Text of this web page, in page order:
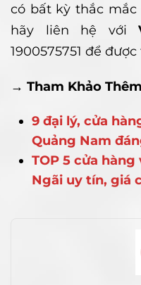
có bất kỳ thắc mắc
hãy liên hệ với
1900575751 để
→ Tham Khảo
9 đại lý, cửa
Quảng Nam
TOP 5 cửa
Ngãi uy tín, giá